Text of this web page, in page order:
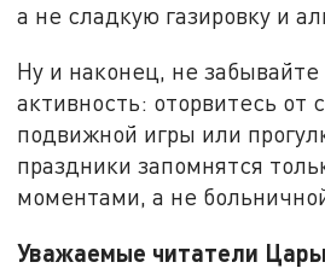
а не сладкую газировку и
Ну и наконец, не
активность: оторвитесь от
подвижной игры или
праздники запомнятся
моментами, а не
Уважаемые читатели